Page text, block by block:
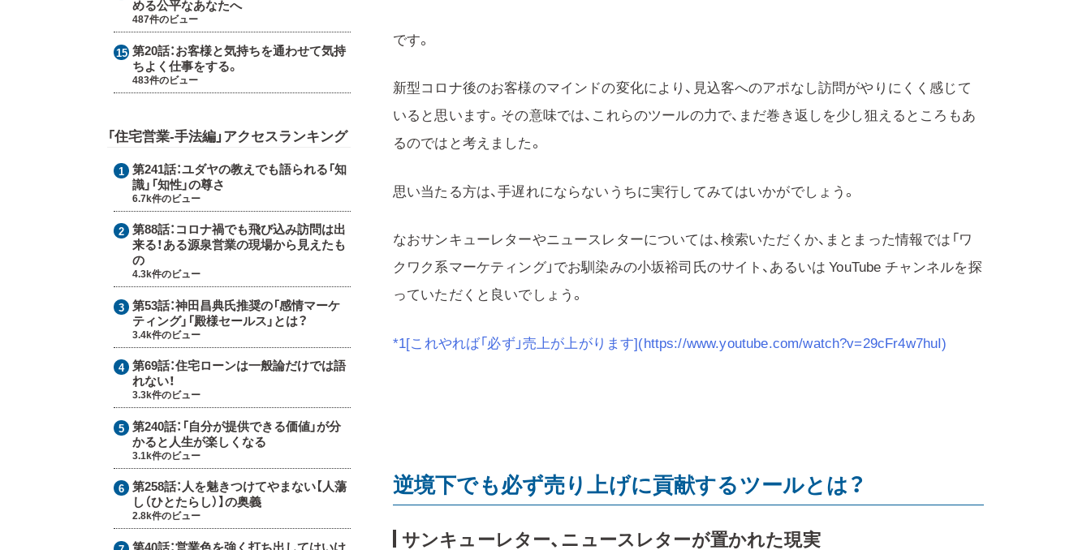
です。
新型コロナ後のお客様のマインドの変化により、見込客へのアポなし訪問がやりにくく感じて
いると思います。その意味では、これらのツールの力で、まだ巻き返しを少し狙えるところもあ
るのではと考えました。
思い当たる方は、手遅れにならないうちに実行してみてはいかがでしょう。
なおサンキューレターやニュースレターについては、検索いただくか、まとまった情報では「ワ
クワク系マーケティング」でお馴染みの小坂裕司氏のサイト、あるいは YouTube チャンネルを探
っていただくと良いでしょう。
*1[これやれば「必ず」売上が上がります](https://www.youtube.com/watch?v=29cFr4w7huI)
逆境下でも必ず売り上げに貢献するツールとは？
サンキューレター、ニュースレターが置かれた現実
める公平なあなたへ
487件のビュー
第20話：お客様と気持ちを通わせて気持
ちよく仕事をする。
483件のビュー
「住宅営業-手法編」アクセスランキング
第241話：ユダヤの教えでも語られる「知
識」「知性」の尊さ
6.7k件のビュー
第88話：コロナ禍でも飛び込み訪問は出
来る！ある源泉営業の現場から見えたも
の
4.3k件のビュー
第53話：神田昌典氏推奨の「感情マーケ
ティング」「殿様セールス」とは？
3.4k件のビュー
第69話：住宅ローンは一般論だけでは語
れない！
3.3k件のビュー
第240話： 「自分が提供できる価値」が分
かると人生が楽しくなる
3.1k件のビュー
第258話：人を魅きつけてやまない【人蕩
し（ひとたらし）】の奥義
2.8k件のビュー